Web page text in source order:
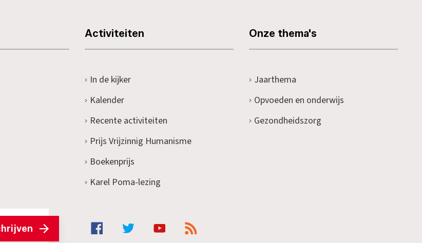
Activiteiten
In de kijker
Kalender
Recente activiteiten
Prijs Vrijzinnig Humanisme
Boekenprijs
Karel Poma-lezing
Onze thema's
Jaarthema
Opvoeden en onderwijs
Gezondheidszorg